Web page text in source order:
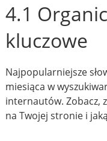
4.1
kluczowe
Najpopularniejsze
miesiąca w
internautów. Zobacz,
na Twojej stronie i